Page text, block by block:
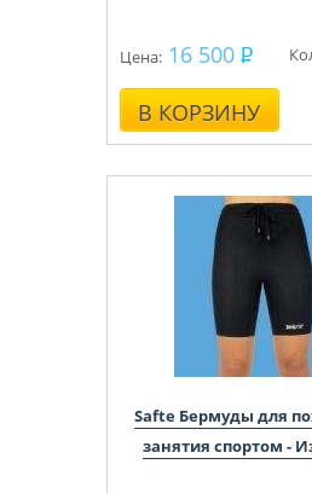
Цена: 16 500
В КОРЗИНУ
Safte Бермуды для
занятия спортом -